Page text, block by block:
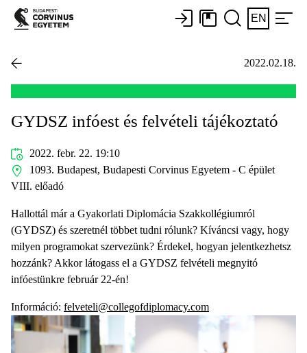
EN
2022.02.18.
GYDSZ infóest és felvételi tájékoztató
2022. febr. 22. 19:10
1093. Budapest, Budapesti Corvinus Egyetem - C épület
VIII. előadó
Hallottál már a Gyakorlati Diplomácia Szakkollégiumról
(GYDSZ) és szeretnél többet tudni rólunk? Kíváncsi vagy, hogy
milyen programokat szervezünk? Érdekel, hogyan jelentkezhetsz
hozzánk? Akkor látogass el a GYDSZ felvételi megnyitó
infóestünkre február 22-én!
Információ: felveteli@collegofdiplomacy.com